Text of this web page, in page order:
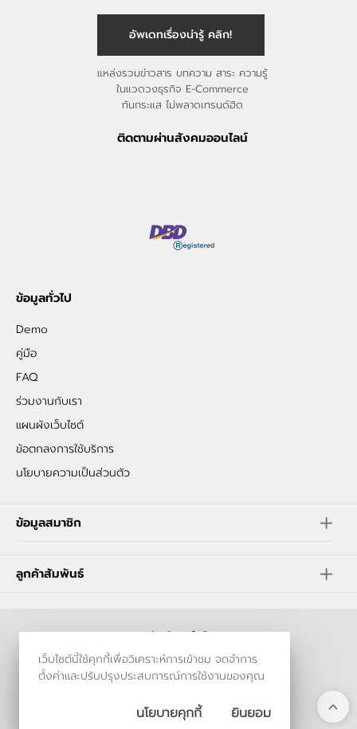
อัพเดทเรื่องน่ารู้ คลิก!
แหล่งรวมข่าวสาร บทความ สาระ ความรู้
ในแวดวงธุรกิจ E-Commerce
ทันกระแส ไม่พลาดเทรนด์ฮิต
ติดตามผ่านสังคมออนไลน์
ข้อมูลทั่วไป
Demo
คู่มือ
FAQ
ร่วมงานกับเรา
แผนผังเว็บไซต์
ข้อตกลงการใช้บริการ
นโยบายความเป็นส่วนตัว
ข้อมูลสมาชิก
ลูกค้าสัมพันธ์
ร้านค้าออนไลน์
และขายของออนไลน์โดย
© 2006-2026
เว็บไซต์นี้ใช้คุกกี้เพื่อวิเคราะห์การเข้าชม จดจำการ
ตั้งค่าและปรับปรุงประสบการณ์การใช้งานของคุณ
นโยบายคุกกี้ ยินยอม